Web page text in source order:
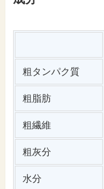
粗タンパク質
粗脂肪
粗繊維
粗灰分
水分